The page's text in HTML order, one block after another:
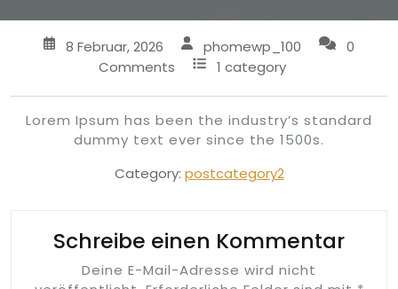
8 Februar, 2026 phomewp_100
0
Comments
1 category
Lorem Ipsum has been the industry’s standard
dummy text ever since the 1500s.
Category: postcategory2
Schreibe einen Kommentar
Deine E-Mail-Adresse wird nicht